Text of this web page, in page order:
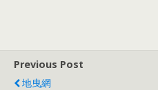
Previous Post
地曳網